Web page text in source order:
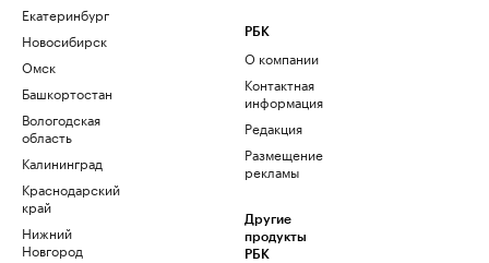
Екатеринбург
Новосибирск
Омск
Башкортостан
Вологодская
область
Калининград
Краснодарский
край
Нижний
Новгород
РБК
О компании
Контактная
информация
Редакция
Размещение
рекламы
Другие
продукты
РБК